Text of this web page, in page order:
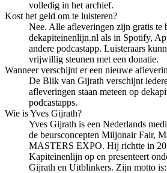
volledig in het archief.
Kost het geld om te luisteren?
Nee. Alle afleveringen zijn gratis te
dekapiteinenlijn.nl als in Spotify,
andere podcastapp. Luisteraars
vrijwillig steunen met een donatie.
Wanneer verschijnt er een nieuwe
De Blik van Gijrath verschijnt
afleveringen staan meteen op
podcastapps.
Wie is Yves Gijrath?
Yves Gijrath is een Nederlands
de beursconcepten Miljonair Fair,
MASTERS EXPO. Hij richtte in
Kapiteinenlijn op en presenteert
Gijrath en Uitblinkers. Zijn motto